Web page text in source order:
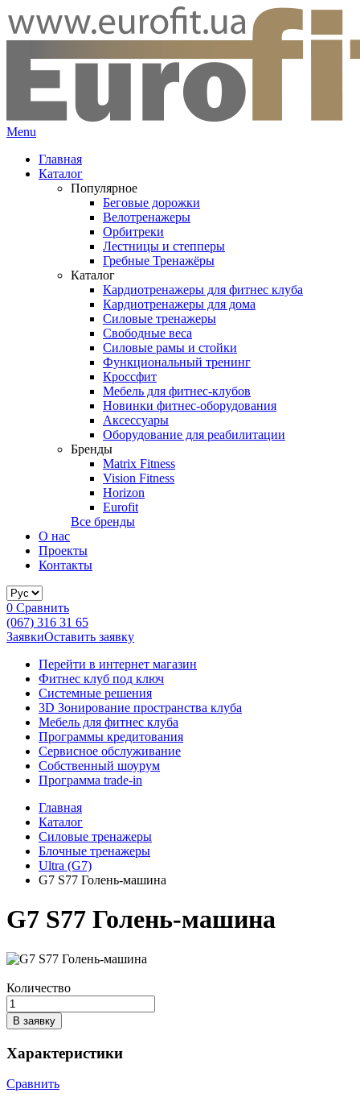
Menu
Главная
Каталог
Популярное
Беговые дорожки
Велотренажеры
Орбитреки
Лестницы и степперы
Гребные Тренажёры
Каталог
Кардиотренажеры для фитнес клуба
Кардиотренажеры для дома
Силовые тренажеры
Свободные веса
Силовые рамы и стойки
Функциональный тренинг
Кроссфит
Мебель для фитнес-клубов
Новинки фитнес-оборудования
Аксессуары
Оборудование для реабилитации
Бренды
Matrix Fitness
Vision Fitness
Horizon
Eurofit
Все бренды
О нас
Проекты
Контакты
0 Сравнить
(067) 316 31 65
ЗаявкиОставить заявку
Перейти в интернет магазин
Фитнес клуб под ключ
Системные решения
3D Зонирование пространства клуба
Мебель для фитнес клуба
Программы кредитования
Сервисное обслуживание
Собственный шоурум
Программа trade-in
Главная
Каталог
Силовые тренажеры
Блочные тренажеры
Ultra (G7)
G7 S77 Голень-машина
G7 S77 Голень-машина
Количество
В заявку
Характеристики
Сравнить